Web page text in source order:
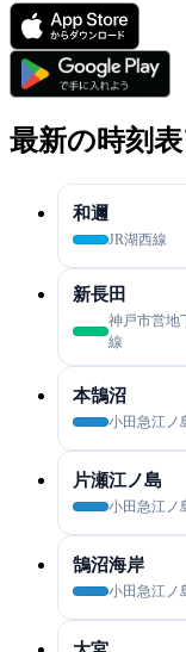
最新の時刻
和邇
JR湖西線
新長田
神戸市営地
線
本鵠沼
小田急江ノ
片瀬江ノ島
小田急江ノ
鵠沼海岸
小田急江ノ